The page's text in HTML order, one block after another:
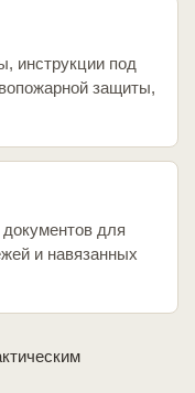
инструкции под
защиты,
для
и навязанных